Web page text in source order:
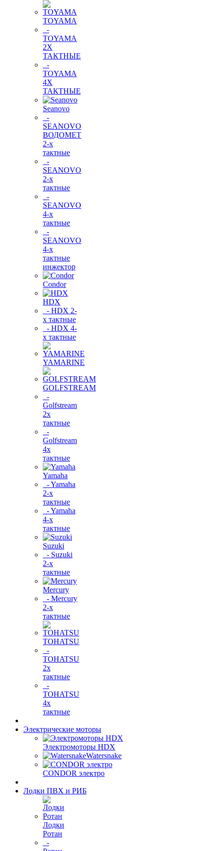
TOYAMA
-
TOYAMA
2Х
ТАКТНЫЕ
-
TOYAMA
4Х
ТАКТНЫЕ
Seanovo
-
SEANOVO
ВОДОМЕТ
2-х
тактные
-
SEANOVO
2-х
тактные
-
SEANOVO
4-х
тактные
-
SEANOVO
4-х
тактные
инжектор
Condor
HDX
- HDX 2-
х тактные
- HDX 4-
х тактные
YAMARINE
GOLFSTREAM
-
Golfstream
2х
тактные
-
Golfstream
4х
тактные
Yamaha
- Yamaha
2-х
тактные
- Yamaha
4-х
тактные
Suzuki
- Suzuki
2-х
тактные
Mercury
- Mercury
2-х
тактные
TOHATSU
-
TOHATSU
2х
тактные
-
TOHATSU
4х
тактные
Электрические моторы
Электромоторы HDX
Watersnake
CONDOR электро
Лодки ПВХ и РИБ
Лодки
Ротан
-